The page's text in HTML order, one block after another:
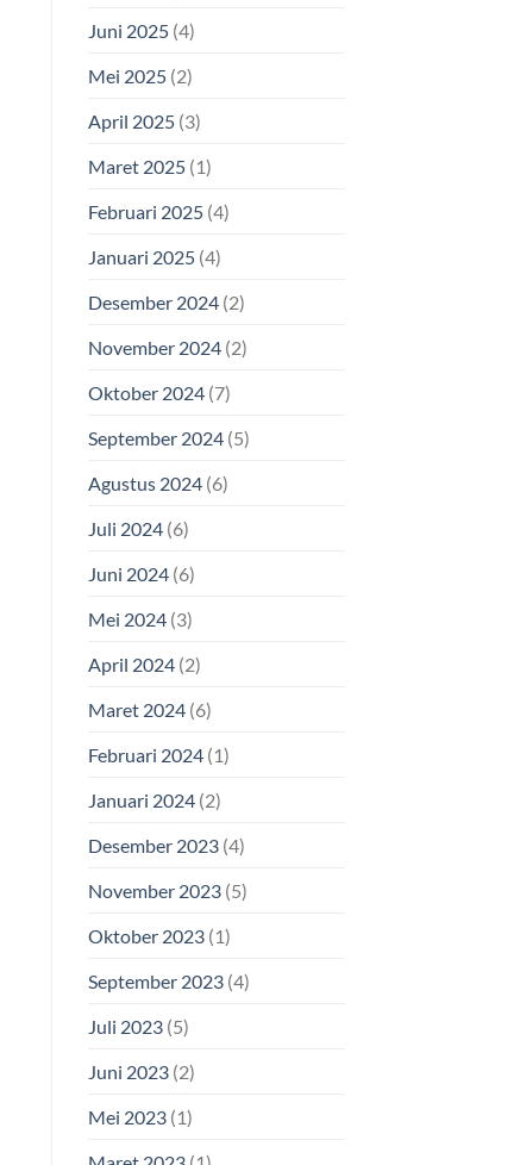
Juni 2025(4)
Mei 2025(2)
April 2025(3)
Maret 2025(1)
Februari 2025(4)
Januari 2025(4)
Desember 2024(2)
November 2024(2)
Oktober 2024(7)
September 2024(5)
Agustus 2024(6)
Juli 2024(6)
Juni 2024(6)
Mei 2024(3)
April 2024(2)
Maret 2024(6)
Februari 2024(1)
Januari 2024(2)
Desember 2023(4)
November 2023(5)
Oktober 2023(1)
September 2023(4)
Juli 2023(5)
Juni 2023(2)
Mei 2023(1)